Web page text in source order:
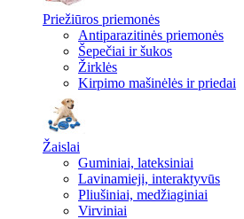
Priežiūros priemonės
Antiparazitinės priemonės
Šepečiai ir šukos
Žirklės
Kirpimo mašinėlės ir priedai
Žaislai
Guminiai, lateksiniai
Lavinamieji, interaktyvūs
Pliušiniai, medžiaginiai
Virviniai